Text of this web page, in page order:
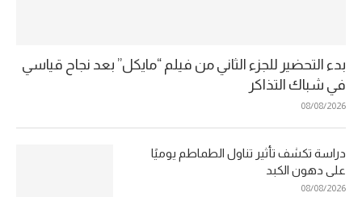
بدء التحضير للجزء الثاني من فيلم “مايكل” بعد نجاح قياسي
في شباك التذاكر
08/08/2026
دراسة تكشف تأثير تناول الطماطم يوميًا
على دهون الكبد
08/08/2026